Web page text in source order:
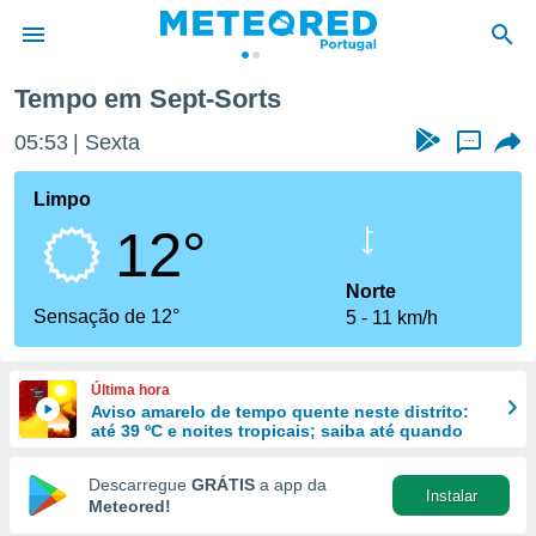
da
foi
fornecidas
a este
das
e
forma
digital
Tempo em Sept-Sorts
05:53 Sexta ...
Limpo
12°
Sensação de 12°
Norte
5
11 km/h
Última hora
Aviso amarelo de tempo quente neste distrito:
até 39 ºC e noites tropicais; saiba até quando
Descarregue GRÁTIS a app da
Meteored!
Instalar